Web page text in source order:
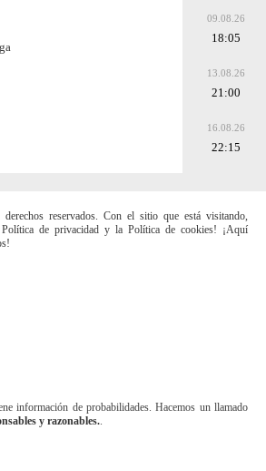
09.08.26
18:05
13.08.26
21:00
16.08.26
22:15
reservados. Con el sitio que está visitando,
Política de privacidad y la Política de cookies! ¡Aquí
información de probabilidades. Hacemos un llamado
y razonables.